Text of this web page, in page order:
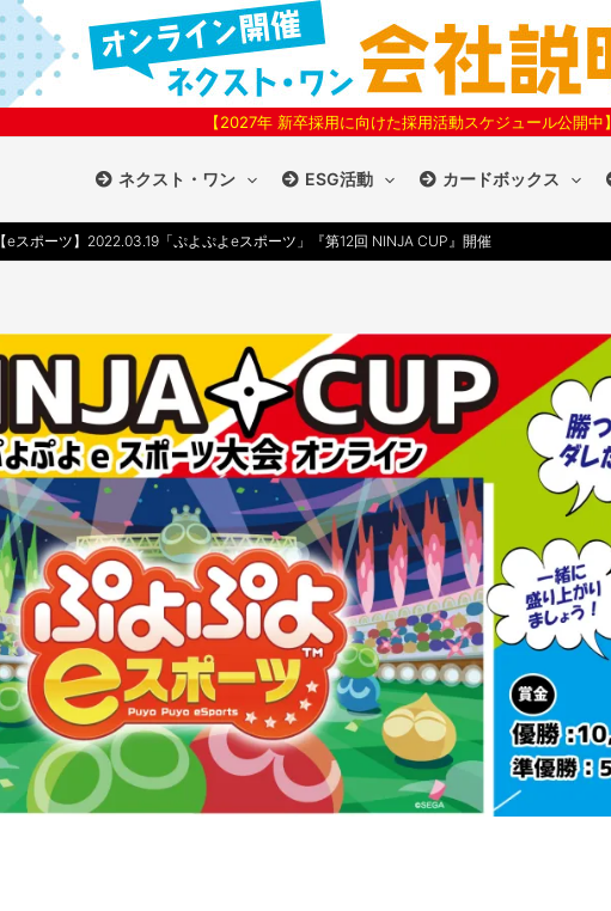
【2027年 新卒採用に向けた採用活動スケジュール公開中】
ネクスト・ワン ESG活動 カードボックス
【eスポーツ】2022.03.19「ぷよぷよeスポーツ」『第12回 NINJA CUP』開催